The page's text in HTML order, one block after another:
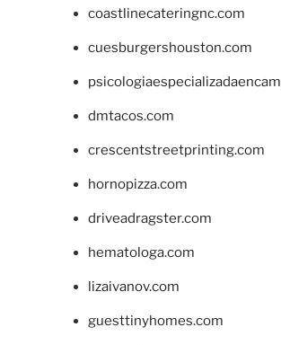
coastlinecateringnc.com
cuesburgershouston.com
dmtacos.com
crescentstreetprinting.com
hornopizza.com
driveadragster.com
hematologa.com
lizaivanov.com
guesttinyhomes.com